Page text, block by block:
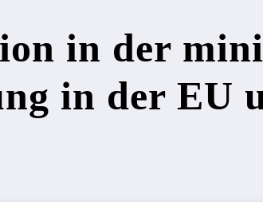
in der
in der EU